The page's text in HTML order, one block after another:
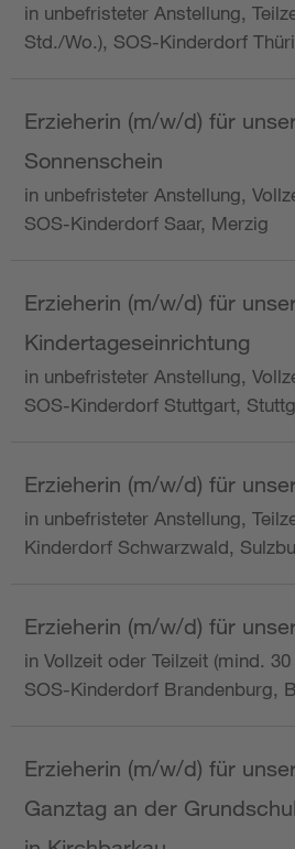
in unbefristeter Anstellung,
Std./Wo.), SOS-Kinderdorf
Erzieherin (m/w/d) für
Sonnenschein
in unbefristeter Anstellung,
SOS-Kinderdorf Saar, Merzig
Erzieherin (m/w/d) für
Kindertageseinrichtung
in unbefristeter Anstellung,
SOS-Kinderdorf Stuttgart,
Erzieherin (m/w/d) für
in unbefristeter Anstellung,
Kinderdorf Schwarzwald,
Erzieherin (m/w/d) für
in Vollzeit oder Teilzeit (mind.
SOS-Kinderdorf Brandenburg,
Erzieherin (m/w/d) für
Ganztag an der